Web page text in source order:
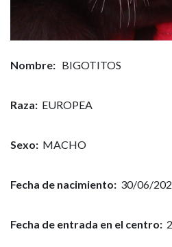
Nombre: BIGOTITOS
Raza: EUROPEA
Sexo: MACHO
Fecha de nacimiento: 30/06/
Fecha de entrada en el centro: